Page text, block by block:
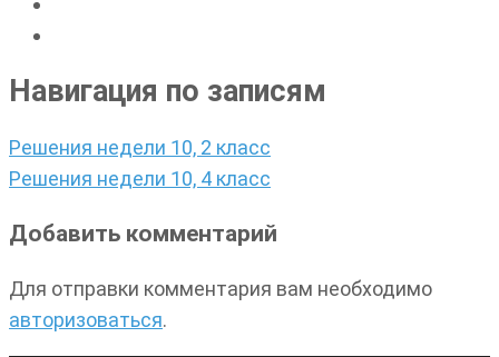
Навигация по записям
Решения недели 10, 2 класс
Решения недели 10, 4 класс
Добавить комментарий
Для отправки комментария вам необходимо
авторизоваться.